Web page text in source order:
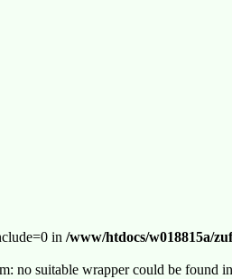
in /www/htdocs/w018815a/
no suitable wrapper could be found in